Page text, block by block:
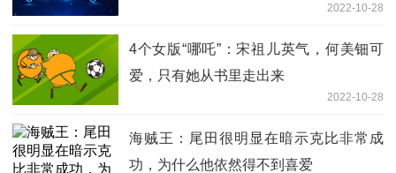
2022-10-28
4个女版“哪吒”：宋祖儿英气，何美钿可
爱，只有她从书里走出来
2022-10-28
海贼王：尾田很明显在暗示克比非常成
功，为什么他依然得不到喜爱